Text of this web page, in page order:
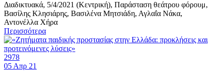
Διαδικτυακά, 5/4/2021 (Κεντρική), Παράσταση θεάτρου φόρουμ,
Βασίλης Κλησιάρης, Βασιλένα Μητσιάδη, Αγλαΐα Νάκα,
Αντονέλλα Χήρα
Περισσότερα
2978
05 Απρ 21